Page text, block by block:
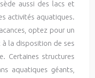
aussi des lacs et
activités aquatiques.
optez pour un
la disposition de ses
Certaines structures
aquatiques géants,